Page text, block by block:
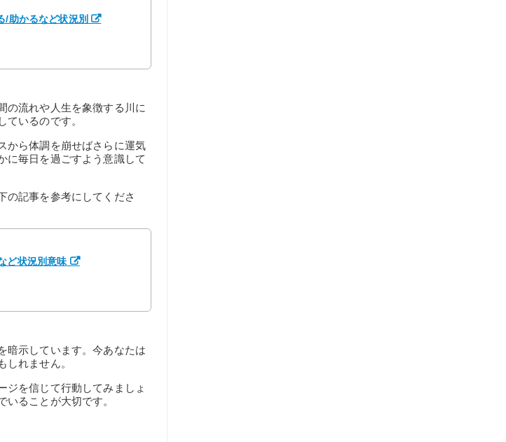
/助かるなど状況別
の流れや人生を象徴する川に
いるのです。
から体調を崩せばさらに運気
に毎日を過ごすよう意識して
の記事を参考にしてくださ
ど状況別意味
暗示しています。今あなたは
れません。
ジを信じて行動してみましょ
ることが大切です。